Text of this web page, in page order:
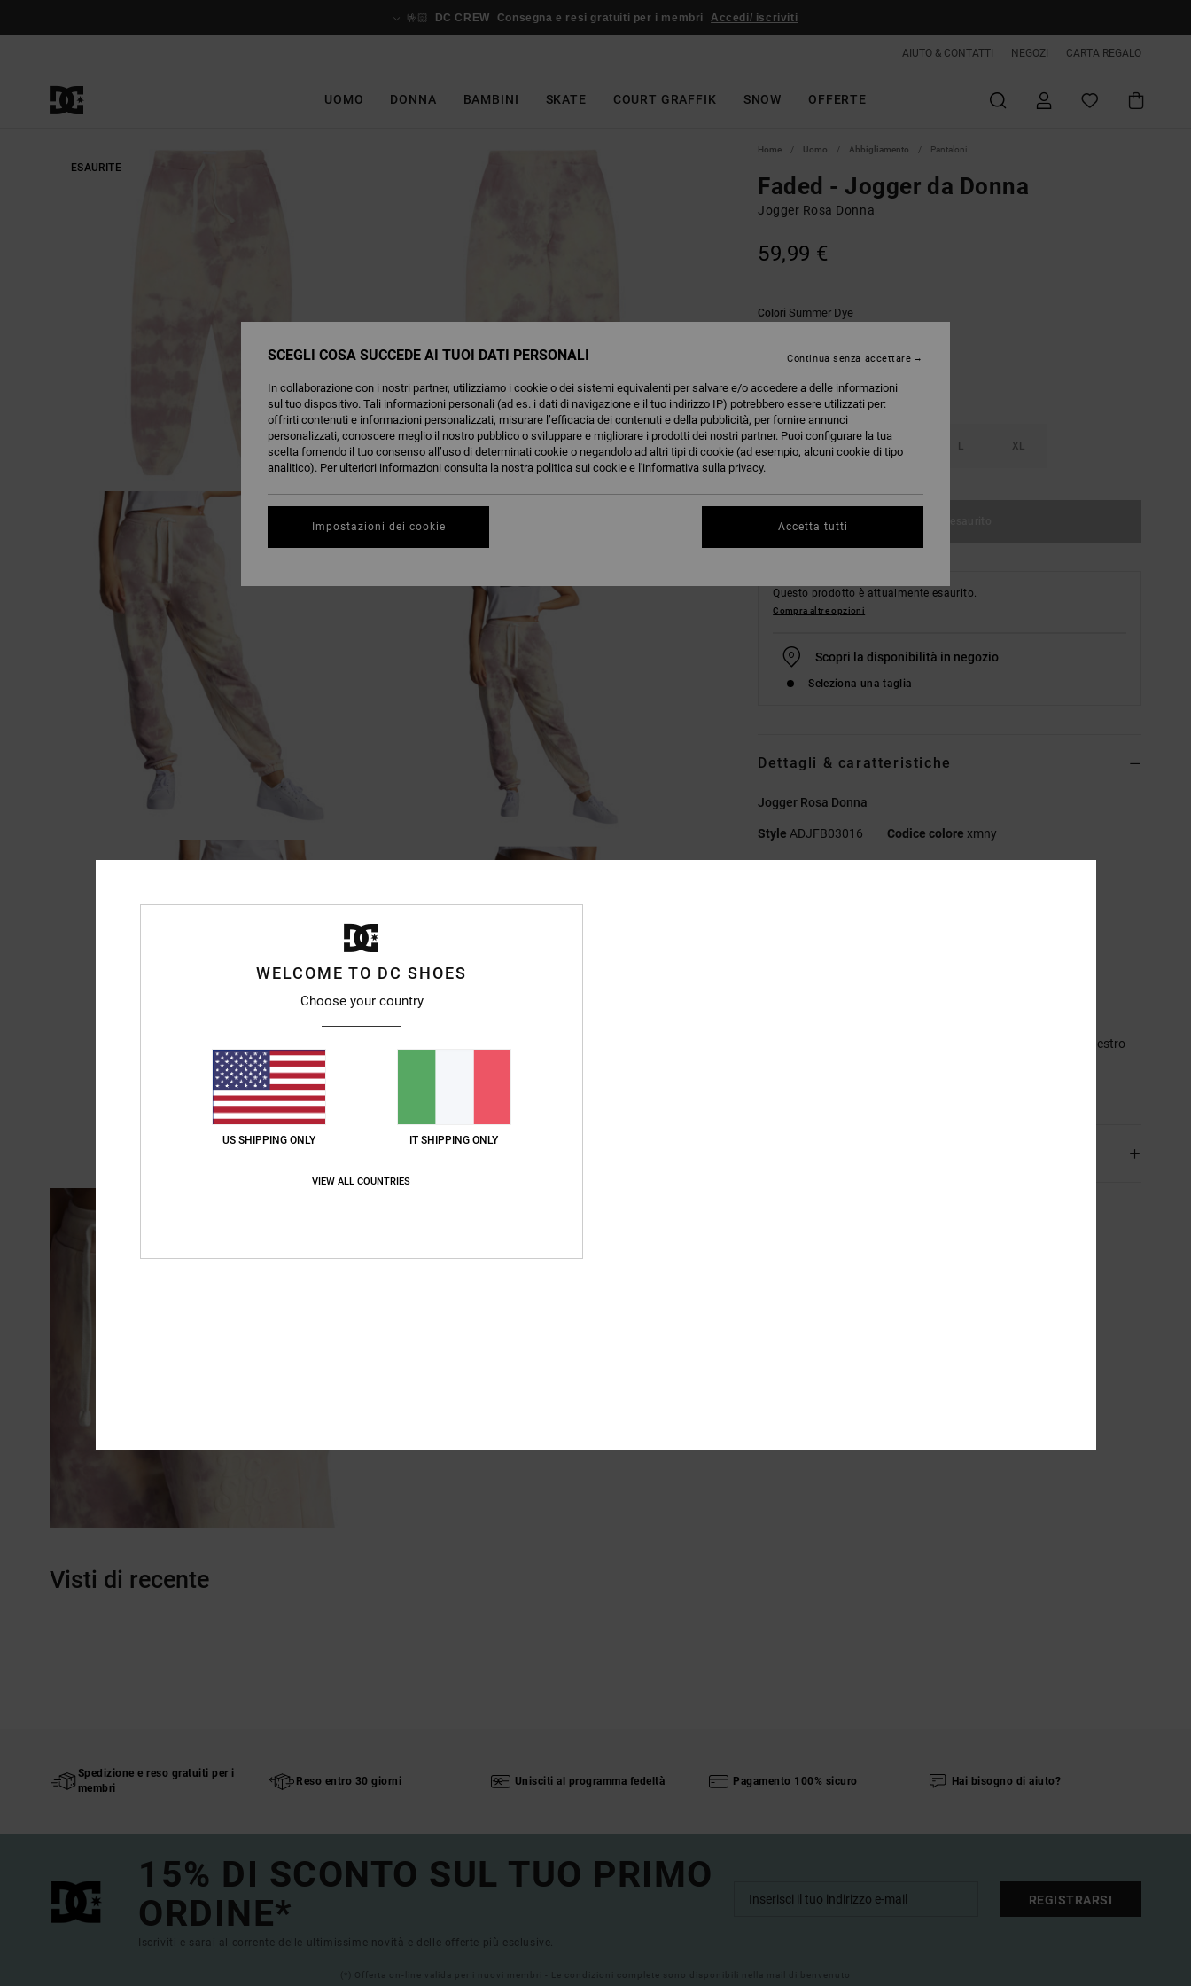
🤟🏻 DC CREW Consegna e resi gratuiti per i membri Accedi/ iscriviti
AIUTO & CONTATTI NEGOZI CARTA REGALO
UOMO DONNA BAMBINI SKATE COURT GRAFFIK SNOW OFFERTE
ESAURITE
Home Uomo Abbigliamento Pantaloni
Faded - Jogger da Donna
Jogger Rosa Donna
59,99 €
Colori Summer Dye
XS L XL
Questo prodotto è attualmente esaurito.
Compra altre opzioni
Scopri la disponibilità in negozio
Seleziona una taglia
Dettagli & caratteristiche
Jogger Rosa Donna
Style ADJFB03016 Codice colore xmny
Stampe in inchiostro a rilievo sull'anca sinistra e sull'orlo destro
Visti di recente
Spedizione e reso gratuiti per i
membri
Reso entro 30 giorni Unisciti al programma fedeltà Pagamento 100% sicuro Hai bisogno di aiuto?
15% DI SCONTO SUL TUO PRIMO
ORDINE*
Iscriviti e sarai al corrente delle ultimissime novità e delle offerte più esclusive.
REGISTRARSI
(*) Offerta on-line valida per i nuovi membri - Le condizioni complete sono disponibili nella mail di benvenuto
WELCOME TO DC SHOES
Choose your country
US SHIPPING ONLY IT SHIPPING ONLY
VIEW ALL COUNTRIES
SCEGLI COSA SUCCEDE AI TUOI DATI PERSONALI
In collaborazione con i nostri partner, utilizziamo i cookie o dei sistemi equivalenti per salvare e/o accedere a delle informazioni
sul tuo dispositivo. Tali informazioni personali (ad es. i dati di navigazione e il tuo indirizzo IP) potrebbero essere utilizzati per:
offrirti contenuti e informazioni personalizzati, misurare l’efficacia dei contenuti e della pubblicità, per fornire annunci
personalizzati, conoscere meglio il nostro pubblico o sviluppare e migliorare i prodotti dei nostri partner. Puoi configurare la tua
scelta fornendo il tuo consenso all’uso di determinati cookie o negandolo ad altri tipi di cookie (ad esempio, alcuni cookie di tipo
analitico). Per ulteriori informazioni consulta la nostra politica sui cookie e l'informativa sulla privacy.
Impostazioni dei cookie
Continua senza accettare
Accetta tutti